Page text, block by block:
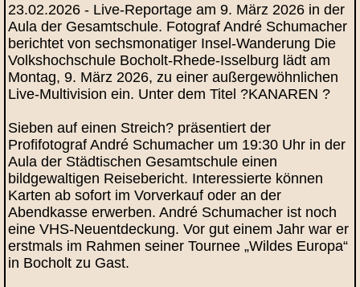
23.02.2026 - Live-Reportage am 9. März 2026 in der
Aula der Gesamtschule. Fotograf André Schumacher
berichtet von sechsmonatiger Insel-Wanderung Die
Volkshochschule Bocholt-Rhede-Isselburg lädt am
Montag, 9. März 2026, zu einer außergewöhnlichen
Live-Multivision ein. Unter dem Titel ?KANAREN ?
Sieben auf einen Streich? präsentiert der
Profifotograf André Schumacher um 19:30 Uhr in der
Aula der Städtischen Gesamtschule einen
bildgewaltigen Reisebericht. Interessierte können
Karten ab sofort im Vorverkauf oder an der
Abendkasse erwerben. André Schumacher ist noch
eine VHS-Neuentdeckung. Vor gut einem Jahr war er
erstmals im Rahmen seiner Tournee „Wildes Europa“
in Bocholt zu Gast.